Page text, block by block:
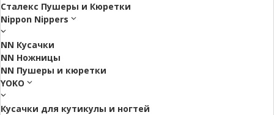
Сталекс Пушеры и Кюретки
Nippon Nippers
NN Кусачки
NN Ножницы
NN Пушеры и кюретки
YOKO
Кусачки для кутикулы и ногтей